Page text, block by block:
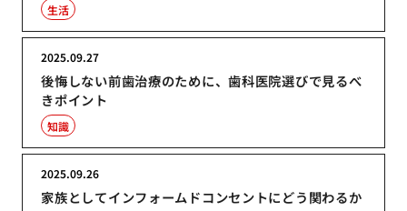
生活
後悔しない前歯治療のために、歯科医院選びで見るべ
きポイント
2025.09.27
知識
家族としてインフォームドコンセントにどう関わるか
2025.09.26